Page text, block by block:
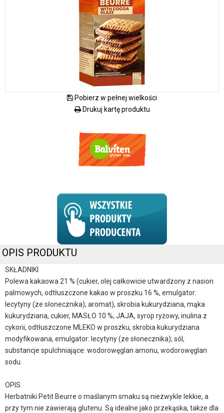
Pobierz w pełnej wielkości
Drukuj kartę produktu
OPIS PRODUKTU
SKŁADNIKI
Polewa kakaowa 21 % (cukier, olej całkowicie utwardzony z nasion
palmowych, odtłuszczone kakao w proszku 16 %, emulgator:
lecytyny (ze słonecznika); aromat), skrobia kukurydziana, mąka
kukurydziana, cukier, MASŁO 10 %, JAJA, syrop ryżowy, inulina z
cykorii, odtłuszczone MLEKO w proszku, skrobia kukurydziana
modyfikowana, emulgator: lecytyny (ze słonecznika); sól,
substancje spulchniające: wodorowęglan amonu, wodorowęglan
sodu.
OPIS
Herbatniki Petit Beurre o maślanym smaku są niezwykle lekkie, a
przy tym nie zawierają glutenu. Są idealne jako przekąska, także dla